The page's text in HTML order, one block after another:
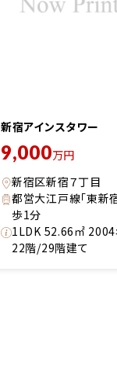
新宿アインスタワー
9,000万円
新宿区新宿７丁目
都営大江戸線「東新
歩1分
1LDK 52.66㎡
22階/29階建て